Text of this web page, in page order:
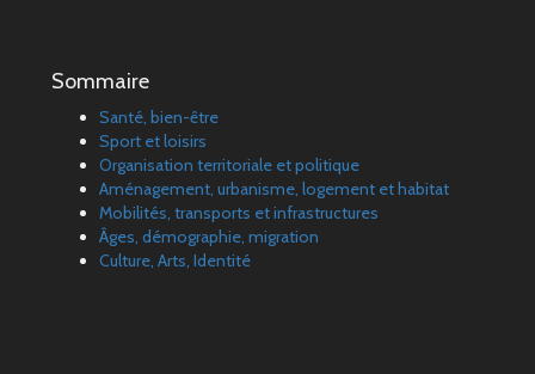
Sommaire
Santé, bien-être
Sport et loisirs
Organisation territoriale et politique
Aménagement, urbanisme, logement et habitat
Mobilités, transports et infrastructures
Âges, démographie, migration
Culture, Arts, Identité